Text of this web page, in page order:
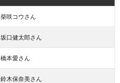
柴咲コウさん
坂口健太郎さん
橋本愛さん
鈴木保奈美さん